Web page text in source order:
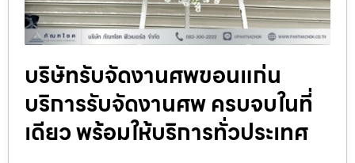
บริษัทรับจัดงานศพขอนแก่น
บริการรับจัดงานศพ ครบจบในที่
เดียว พร้อมให้บริการทั่วประเทศ